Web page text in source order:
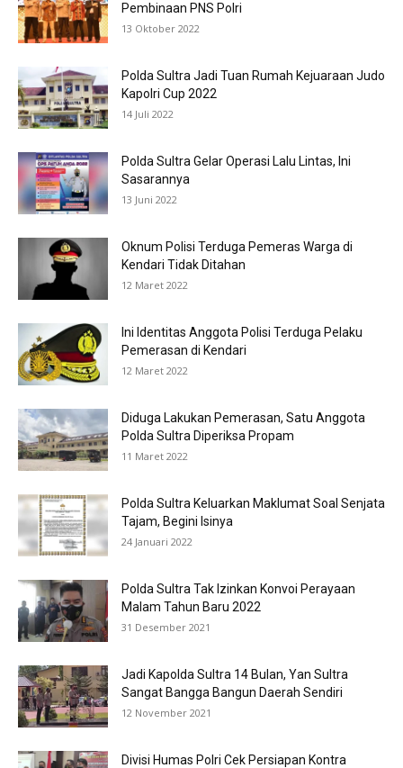
Pembinaan PNS Polri
13 Oktober 2022
Polda Sultra Jadi Tuan Rumah Kejuaraan Judo
Kapolri Cup 2022
14 Juli 2022
Polda Sultra Gelar Operasi Lalu Lintas, Ini
Sasarannya
13 Juni 2022
Oknum Polisi Terduga Pemeras Warga di
Kendari Tidak Ditahan
12 Maret 2022
Ini Identitas Anggota Polisi Terduga Pelaku
Pemerasan di Kendari
12 Maret 2022
Diduga Lakukan Pemerasan, Satu Anggota
Polda Sultra Diperiksa Propam
11 Maret 2022
Polda Sultra Keluarkan Maklumat Soal Senjata
Tajam, Begini Isinya
24 Januari 2022
Polda Sultra Tak Izinkan Konvoi Perayaan
Malam Tahun Baru 2022
31 Desember 2021
Jadi Kapolda Sultra 14 Bulan, Yan Sultra
Sangat Bangga Bangun Daerah Sendiri
12 November 2021
Divisi Humas Polri Cek Persiapan Kontra